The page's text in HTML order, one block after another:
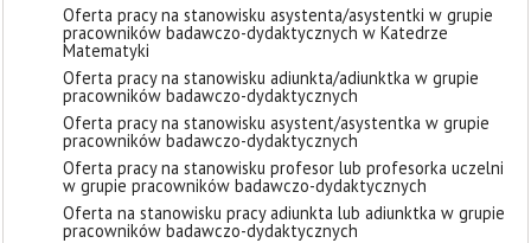
Oferta pracy na stanowisku asystenta/asystentki w grupie
pracowników badawczo-dydaktycznych w Katedrze
Matematyki
Oferta pracy na stanowisku adiunkta/adiunktka w grupie
pracowników badawczo-dydaktycznych
Oferta pracy na stanowisku asystent/asystentka w grupie
pracowników badawczo-dydaktycznych
Oferta pracy na stanowisku profesor lub profesorka uczelni
w grupie pracowników badawczo-dydaktycznych
Oferta na stanowisku pracy adiunkta lub adiunktka w grupie
pracowników badawczo-dydaktycznych